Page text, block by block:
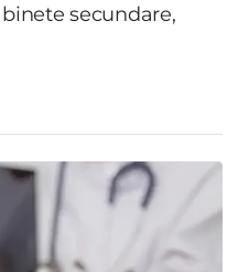
secundare,